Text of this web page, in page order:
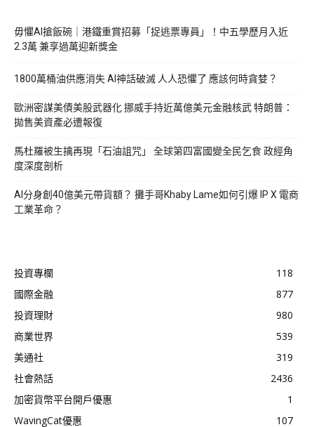
毋懼AI搶飯碗｜港鐵重賞招募「捉逃票專員」！中五學歷月入近
2.3萬 兼享過萬迎新獎金
1800萬桶油供應消失 AI神話破滅 人人恐懼了 應該何時貪婪？
歐洲密謀美債美股武器化 挪威手持近萬億美元金融核武 特朗普：
拋售美資產必遭報復
馬杜羅被生擒再現「石油詛咒」 全球第四富國變全民乞食 政經角
度深度剖析
AI分身創40億美元帶貨額？ 攤手哥Khaby Lame如何引爆 IP X 電商
工業革命？
投資專欄
118
國際金融
877
投資理財
980
商業世界
539
美通社
319
社會熱話
2436
加密貨幣平台開戶優惠
1
WavingCat優惠
107